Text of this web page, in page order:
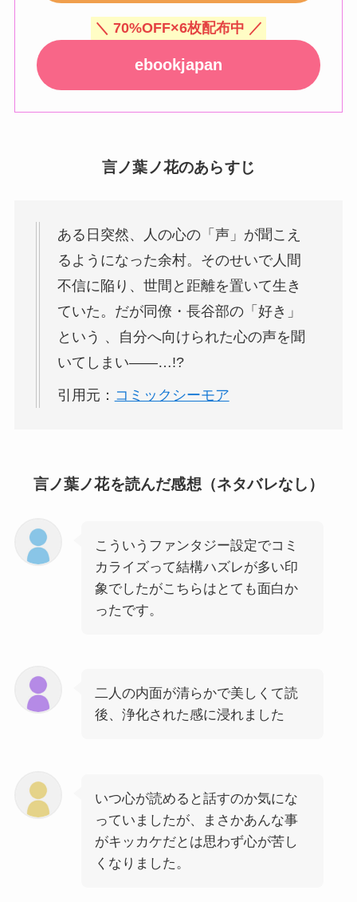
＼ 70%OFF×6枚配布中 ／
ebookjapan
言ノ葉ノ花のあらすじ
ある日突然、人の心の「声」が聞こえ
るようになった余村。そのせいで人間
不信に陥り、世間と距離を置いて生き
ていた。だが同僚・長谷部の「好き」
という 、自分へ向けられた心の声を聞
いてしまい――…!?
引用元： コミックシーモア
言ノ葉ノ花を読んだ感想（ネタバレなし）
こういうファンタジー設定でコミ
カライズって結構ハズレが多い印
象でしたがこちらはとても面白か
ったです。
二人の内面が清らかで美しくて読
後、浄化された感に浸れました
いつ心が読めると話すのか気にな
っていましたが、まさかあんな事
がキッカケだとは思わず心が苦し
くなりました。